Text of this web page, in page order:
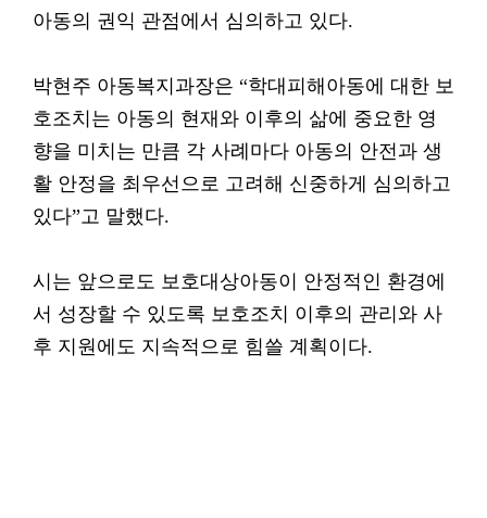
아동의 권익 관점에서 심의하고 있다.
박현주 아동복지과장은 “학대피해아동에 대한 보
호조치는 아동의 현재와 이후의 삶에 중요한 영
향을 미치는 만큼 각 사례마다 아동의 안전과 생
활 안정을 최우선으로 고려해 신중하게 심의하고
있다”고 말했다.
시는 앞으로도 보호대상아동이 안정적인 환경에
서 성장할 수 있도록 보호조치 이후의 관리와 사
후 지원에도 지속적으로 힘쓸 계획이다.